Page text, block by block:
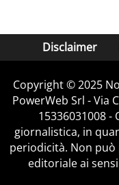
Disclaimer
Copyright © 2025
PowerWeb Srl - Via
15336031008
giornalistica, in
periodicità. Non
editoriale ai